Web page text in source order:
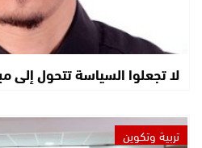
لا تجعلوا السياسة تتحول إلى
تربية وتكوين